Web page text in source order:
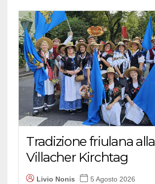
Tradizione friulana alla
Villacher Kirchtag
Livio Nonis 5 Agosto 2026